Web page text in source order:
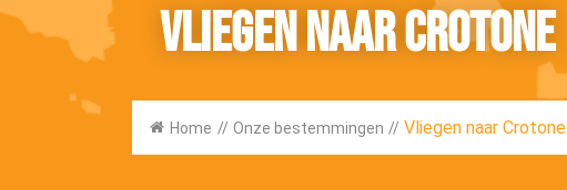
Vliegen naar Crotone
Home // Onze bestemmingen // Vliegen naar Crotone